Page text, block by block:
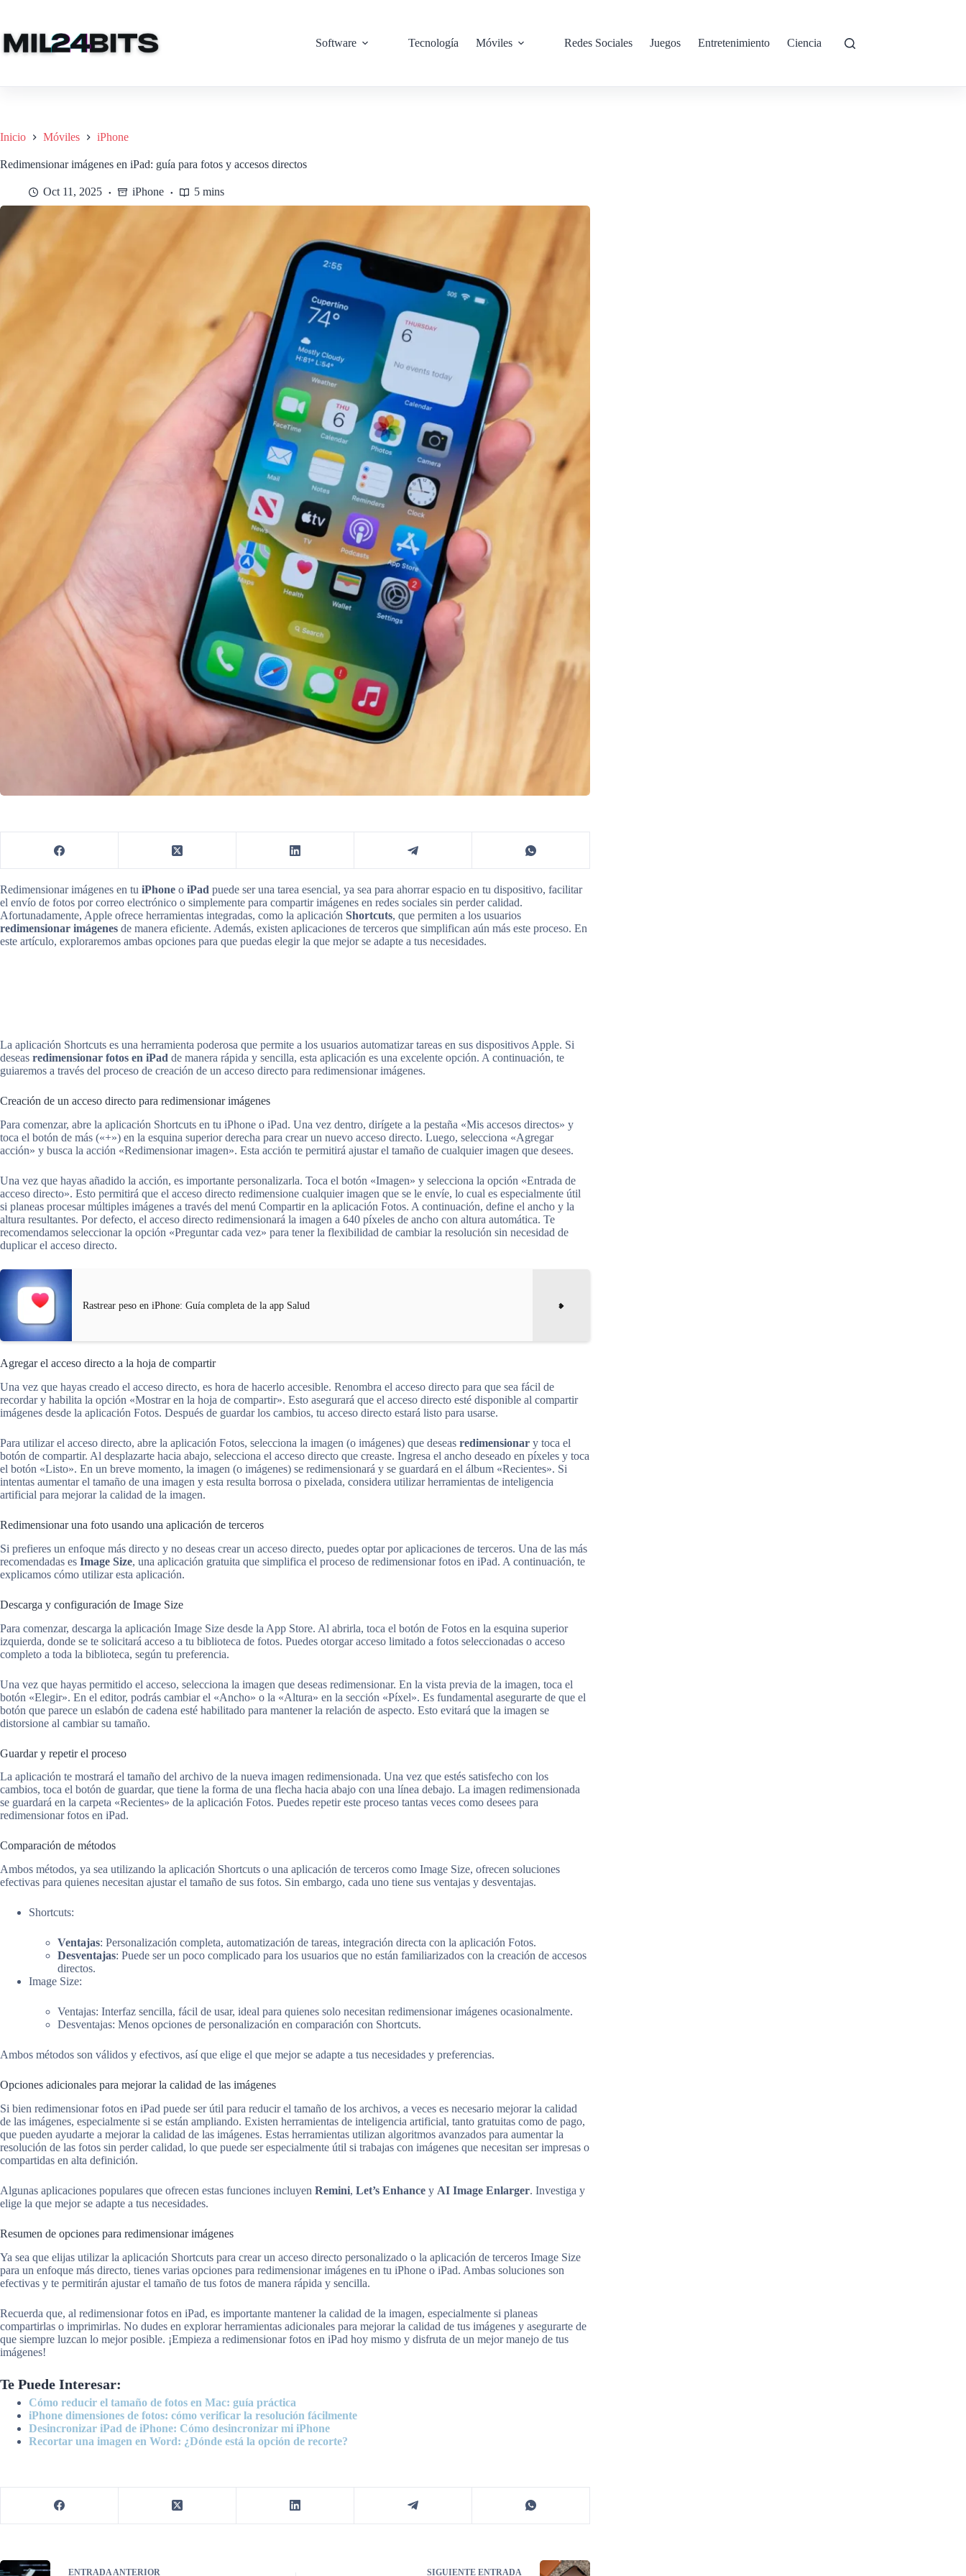
contenido
Software
Tecnología Móviles Redes Sociales Juegos Entretenimiento Ciencia
Inicio Móviles iPhone
Redimensionar imágenes en iPad: guía para fotos y accesos directos
Oct 11, 2025 iPhone 5 mins
Redimensionar imágenes en tu iPhone o iPad puede ser una tarea esencial, ya sea para ahorrar espacio en tu dispositivo, facilitar
el envío de fotos por correo electrónico o simplemente para compartir imágenes en redes sociales sin perder calidad.
Afortunadamente, Apple ofrece herramientas integradas, como la aplicación Shortcuts, que permiten a los usuarios
redimensionar imágenes de manera eficiente. Además, existen aplicaciones de terceros que simplifican aún más este proceso. En
este artículo, exploraremos ambas opciones para que puedas elegir la que mejor se adapte a tus necesidades.
La aplicación Shortcuts es una herramienta poderosa que permite a los usuarios automatizar tareas en sus dispositivos Apple. Si
deseas redimensionar fotos en iPad de manera rápida y sencilla, esta aplicación es una excelente opción. A continuación, te
guiaremos a través del proceso de creación de un acceso directo para redimensionar imágenes.
Creación de un acceso directo para redimensionar imágenes
Para comenzar, abre la aplicación Shortcuts en tu iPhone o iPad. Una vez dentro, dirígete a la pestaña «Mis accesos directos» y
toca el botón de más («+») en la esquina superior derecha para crear un nuevo acceso directo. Luego, selecciona «Agregar
acción» y busca la acción «Redimensionar imagen». Esta acción te permitirá ajustar el tamaño de cualquier imagen que desees.
Una vez que hayas añadido la acción, es importante personalizarla. Toca el botón «Imagen» y selecciona la opción «Entrada de
acceso directo». Esto permitirá que el acceso directo redimensione cualquier imagen que se le envíe, lo cual es especialmente útil
si planeas procesar múltiples imágenes a través del menú Compartir en la aplicación Fotos. A continuación, define el ancho y la
altura resultantes. Por defecto, el acceso directo redimensionará la imagen a 640 píxeles de ancho con altura automática. Te
recomendamos seleccionar la opción «Preguntar cada vez» para tener la flexibilidad de cambiar la resolución sin necesidad de
duplicar el acceso directo.
Rastrear peso en iPhone: Guía completa de la app Salud
Agregar el acceso directo a la hoja de compartir
Una vez que hayas creado el acceso directo, es hora de hacerlo accesible. Renombra el acceso directo para que sea fácil de
recordar y habilita la opción «Mostrar en la hoja de compartir». Esto asegurará que el acceso directo esté disponible al compartir
imágenes desde la aplicación Fotos. Después de guardar los cambios, tu acceso directo estará listo para usarse.
Para utilizar el acceso directo, abre la aplicación Fotos, selecciona la imagen (o imágenes) que deseas redimensionar y toca el
botón de compartir. Al desplazarte hacia abajo, selecciona el acceso directo que creaste. Ingresa el ancho deseado en píxeles y toca
el botón «Listo». En un breve momento, la imagen (o imágenes) se redimensionará y se guardará en el álbum «Recientes». Si
intentas aumentar el tamaño de una imagen y esta resulta borrosa o pixelada, considera utilizar herramientas de inteligencia
artificial para mejorar la calidad de la imagen.
Redimensionar una foto usando una aplicación de terceros
Si prefieres un enfoque más directo y no deseas crear un acceso directo, puedes optar por aplicaciones de terceros. Una de las más
recomendadas es Image Size, una aplicación gratuita que simplifica el proceso de redimensionar fotos en iPad. A continuación, te
explicamos cómo utilizar esta aplicación.
Descarga y configuración de Image Size
Para comenzar, descarga la aplicación Image Size desde la App Store. Al abrirla, toca el botón de Fotos en la esquina superior
izquierda, donde se te solicitará acceso a tu biblioteca de fotos. Puedes otorgar acceso limitado a fotos seleccionadas o acceso
completo a toda la biblioteca, según tu preferencia.
Una vez que hayas permitido el acceso, selecciona la imagen que deseas redimensionar. En la vista previa de la imagen, toca el
botón «Elegir». En el editor, podrás cambiar el «Ancho» o la «Altura» en la sección «Píxel». Es fundamental asegurarte de que el
botón que parece un eslabón de cadena esté habilitado para mantener la relación de aspecto. Esto evitará que la imagen se
distorsione al cambiar su tamaño.
Guardar y repetir el proceso
La aplicación te mostrará el tamaño del archivo de la nueva imagen redimensionada. Una vez que estés satisfecho con los
cambios, toca el botón de guardar, que tiene la forma de una flecha hacia abajo con una línea debajo. La imagen redimensionada
se guardará en la carpeta «Recientes» de la aplicación Fotos. Puedes repetir este proceso tantas veces como desees para
redimensionar fotos en iPad.
Comparación de métodos
Ambos métodos, ya sea utilizando la aplicación Shortcuts o una aplicación de terceros como Image Size, ofrecen soluciones
efectivas para quienes necesitan ajustar el tamaño de sus fotos. Sin embargo, cada uno tiene sus ventajas y desventajas.
Shortcuts:
Ventajas: Personalización completa, automatización de tareas, integración directa con la aplicación Fotos.
Desventajas: Puede ser un poco complicado para los usuarios que no están familiarizados con la creación de accesos
directos.
Image Size:
Ventajas: Interfaz sencilla, fácil de usar, ideal para quienes solo necesitan redimensionar imágenes ocasionalmente.
Desventajas: Menos opciones de personalización en comparación con Shortcuts.
Ambos métodos son válidos y efectivos, así que elige el que mejor se adapte a tus necesidades y preferencias.
Opciones adicionales para mejorar la calidad de las imágenes
Si bien redimensionar fotos en iPad puede ser útil para reducir el tamaño de los archivos, a veces es necesario mejorar la calidad
de las imágenes, especialmente si se están ampliando. Existen herramientas de inteligencia artificial, tanto gratuitas como de pago,
que pueden ayudarte a mejorar la calidad de las imágenes. Estas herramientas utilizan algoritmos avanzados para aumentar la
resolución de las fotos sin perder calidad, lo que puede ser especialmente útil si trabajas con imágenes que necesitan ser impresas o
compartidas en alta definición.
Algunas aplicaciones populares que ofrecen estas funciones incluyen Remini, Let’s Enhance y AI Image Enlarger. Investiga y
elige la que mejor se adapte a tus necesidades.
Resumen de opciones para redimensionar imágenes
Ya sea que elijas utilizar la aplicación Shortcuts para crear un acceso directo personalizado o la aplicación de terceros Image Size
para un enfoque más directo, tienes varias opciones para redimensionar imágenes en tu iPhone o iPad. Ambas soluciones son
efectivas y te permitirán ajustar el tamaño de tus fotos de manera rápida y sencilla.
Recuerda que, al redimensionar fotos en iPad, es importante mantener la calidad de la imagen, especialmente si planeas
compartirlas o imprimirlas. No dudes en explorar herramientas adicionales para mejorar la calidad de tus imágenes y asegurarte de
que siempre luzcan lo mejor posible. ¡Empieza a redimensionar fotos en iPad hoy mismo y disfruta de un mejor manejo de tus
imágenes!
Te Puede Interesar:
Cómo reducir el tamaño de fotos en Mac: guía práctica
iPhone dimensiones de fotos: cómo verificar la resolución fácilmente
Desincronizar iPad de iPhone: Cómo desincronizar mi iPhone
Recortar una imagen en Word: ¿Dónde está la opción de recorte?
ENTRADAANTERIOR SIGUIENTEENTRADA